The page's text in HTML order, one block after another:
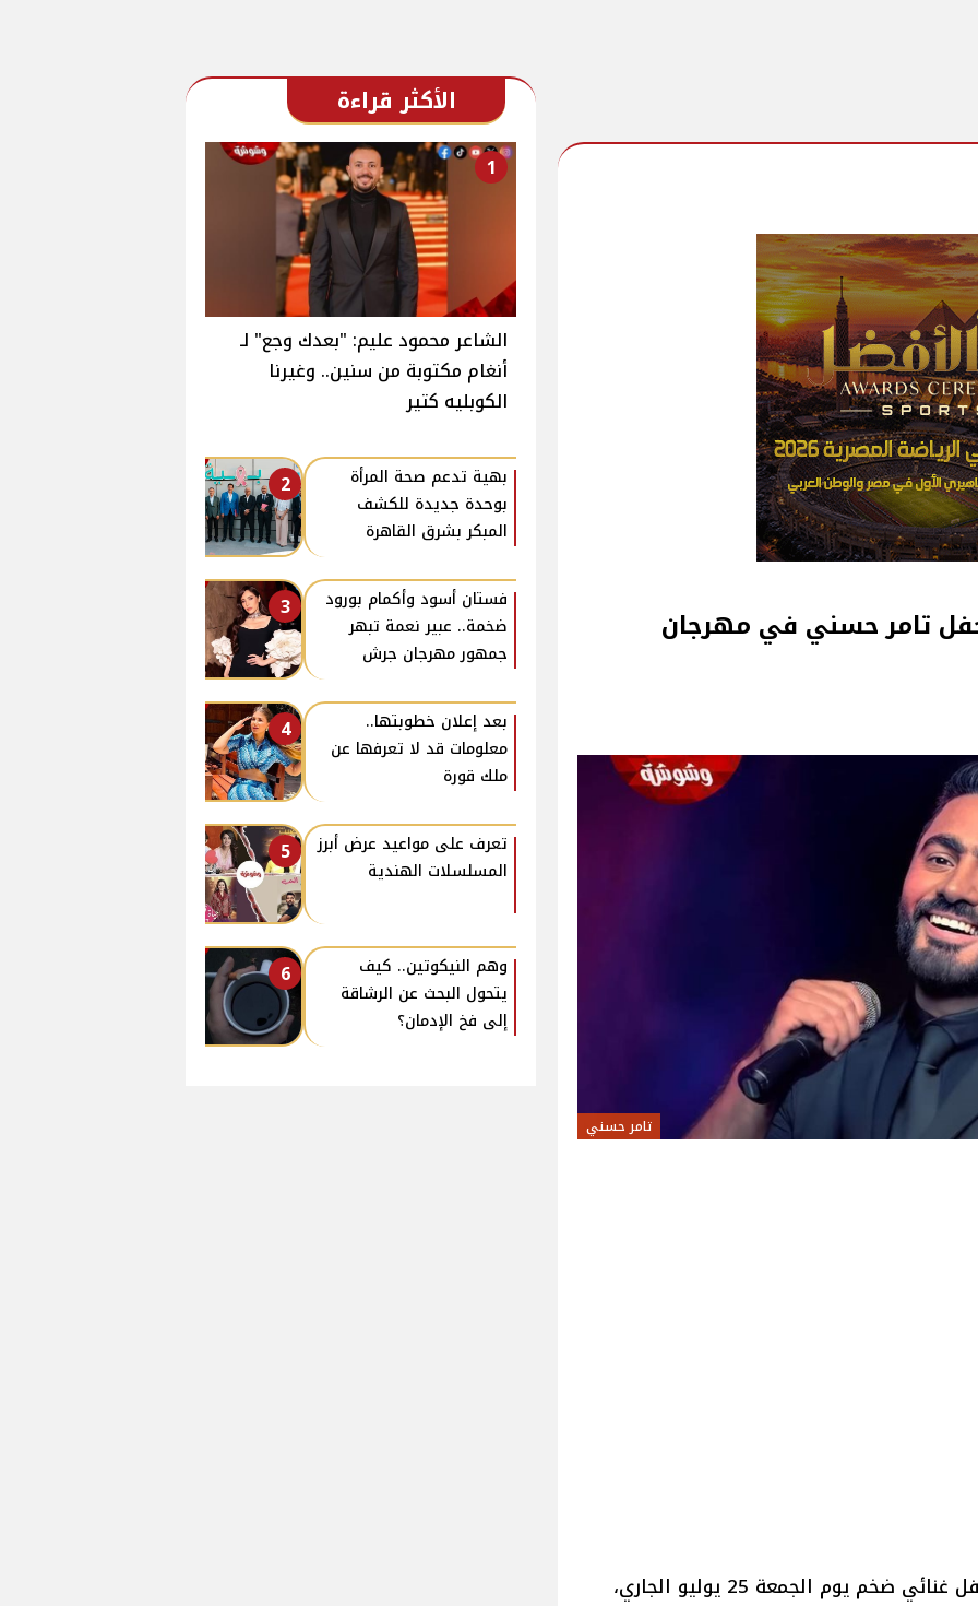
تامر حسني في مهرجان
تامر حسني
يستعد الفنان تامر حسني لإحياء حفل غنائي ضخم يوم الجمعة 25 يوليو الجاري،
الأكثر قراءة
1
الشاعر محمود عليم: "بعدك وجع" لـ
أنغام مكتوبة من سنين.. وغيرنا
الكوبليه كتير
2
بهية تدعم صحة المرأة
بوحدة جديدة للكشف
المبكر بشرق القاهرة
3
فستان أسود وأكمام بورود
ضخمة.. عبير نعمة تبهر
جمهور مهرجان جرش
4
بعد إعلان خطوبتها..
معلومات قد لا تعرفها عن
ملك قورة
5
تعرف على مواعيد عرض أبرز
المسلسلات الهندية
6
وهم النيكوتين.. كيف
يتحول البحث عن الرشاقة
إلى فخ الإدمان؟